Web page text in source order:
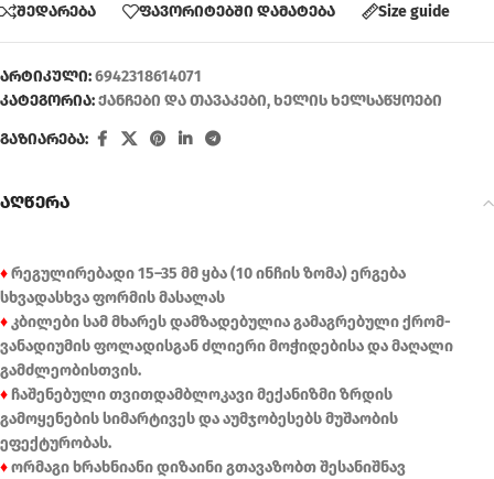
შედარება ფავორიტებში დამატება Size guide
არტიკული:6942318614071
კატეგორია:ქანჩები და თავაკები,ხელის ხელსაწყოები
გაზიარება:
აღწერა
♦რეგულირებადი 15–35 მმ ყბა (10 ინჩის ზომა) ერგება
სხვადასხვა ფორმის მასალას
♦კბილები სამ მხარეს დამზადებულია გამაგრებული ქრომ-
ვანადიუმის ფოლადისგან ძლიერი მოჭიდებისა და მაღალი
გამძლეობისთვის.
♦ჩაშენებული თვითდამბლოკავი მექანიზმი ზრდის
გამოყენების სიმარტივეს და აუმჯობესებს მუშაობის
ეფექტურობას.
♦ორმაგი ხრახნიანი დიზაინი გთავაზობთ შესანიშნავ